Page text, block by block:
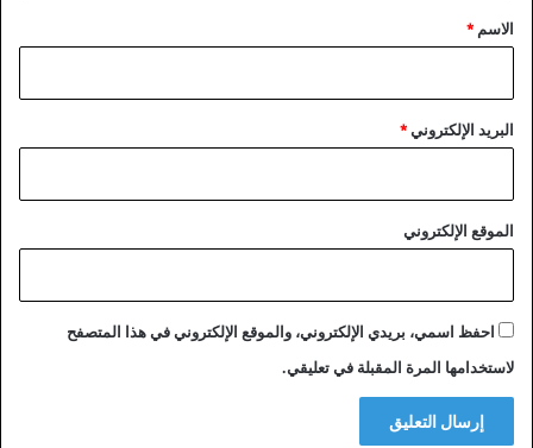
*
الاسم *
البريد الإلكتروني*
الموقع الإلكتروني
احفظ اسمي، بريدي الإلكتروني، والموقع الإلكتروني في هذا المتصفح
لاستخدامها المرة المقبلة في تعليقي.